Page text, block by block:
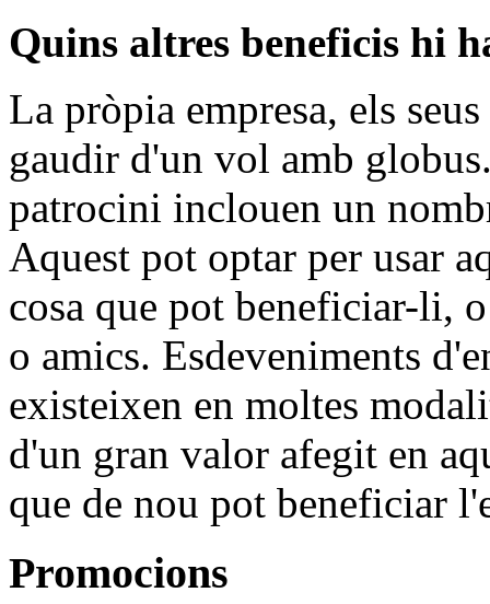
Quins altres beneficis hi
La pròpia empresa, els
gaudir d'un vol amb
patrocini inclouen un
Aquest pot optar per usar
cosa que pot beneficiar-li,
o amics. Esdeveniments
existeixen en moltes
d'un gran valor afegit en
que de nou pot beneficiar
Promocions